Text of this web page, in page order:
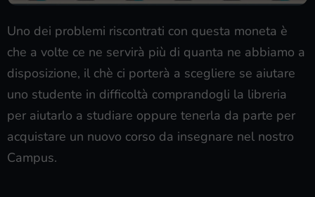
Uno dei problemi riscontrati con questa moneta è
che a volte ce ne servirà più di quanta ne abbiamo a
disposizione, il chè ci porterà a scegliere se aiutare
uno studente in difficoltà comprandogli la libreria
per aiutarlo a studiare oppure tenerla da parte per
acquistare un nuovo corso da insegnare nel nostro
Campus.